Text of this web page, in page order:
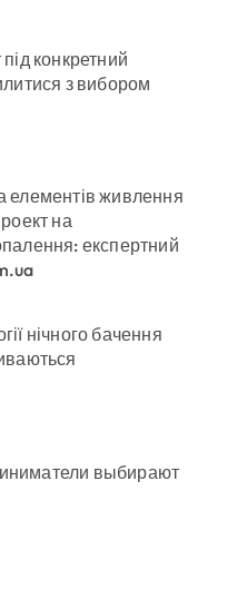
конкретний
з вибором
елементів живлення
на
експертний
нічного бачення
выбирают